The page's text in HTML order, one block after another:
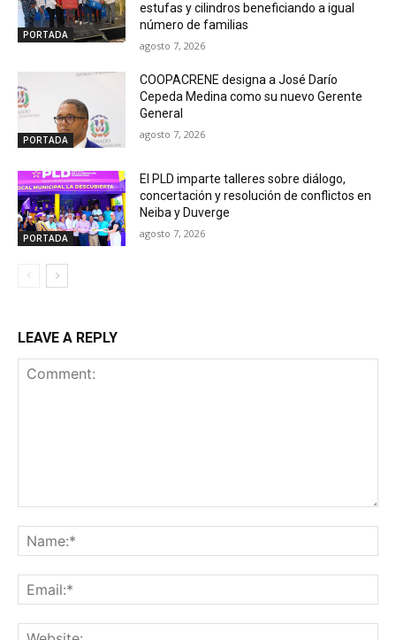
PORTADA
estufas y cilindros beneficiando a igual
número de familias
agosto 7, 2026
PORTADA
COOPACRENE designa a José Darío
Cepeda Medina como su nuevo Gerente
General
agosto 7, 2026
PORTADA
El PLD imparte talleres sobre diálogo,
concertación y resolución de conflictos en
Neiba y Duverge
agosto 7, 2026
LEAVE A REPLY